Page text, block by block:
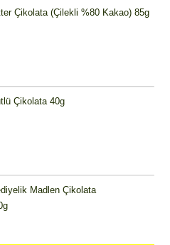
Çikolata (Çilekli %80 Kakao) 85g
Çikolata 40g
Madlen Çikolata